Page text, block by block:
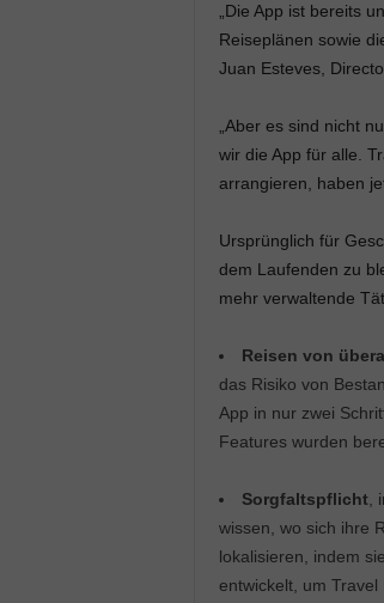
„Die App ist bereits
Reiseplänen sowie
Juan Esteves,
„Aber es sind nicht
wir die App für alle.
arrangieren, haben
Ursprünglich für
dem Laufenden zu
mehr verwaltende
Reisen von
das Risiko von
App in nur zwei
Features wurden
Sorgfaltspflicht,
wissen, wo sich ihre
lokalisieren, indem
entwickelt, um